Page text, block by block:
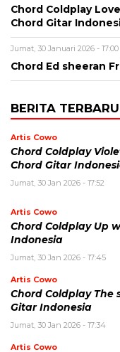
Chord Coldplay
Chord Gitar
Jumat, 30 Januari 2026 - 17:00
Chord Ed sheeran
BERITA TERBARU
Artis Cowo
Chord Coldplay
Chord Gitar
Jumat, 30 Jan 2026 - 17:52
Artis Cowo
Chord Coldplay Up
Indonesia
Jumat, 30 Jan 2026 - 17:45
Artis Cowo
Chord Coldplay The
Gitar Indonesia
Jumat, 30 Jan 2026 - 17:34
Artis Cowo